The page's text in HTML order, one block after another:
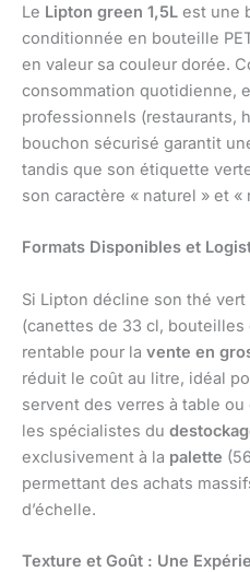
Le Lipton green 1,5L est une
conditionnée en bouteille
en valeur sa couleur dorée.
consommation quotidienne,
professionnels (restaurants,
bouchon sécurisé garantit
tandis que son étiquette
son caractère « naturel » et «
Formats Disponibles et
Si Lipton décline son thé
(canettes de 33 cl, bouteilles
rentable pour la vente en
réduit le coût au litre, idéal
servent des verres à table
les spécialistes du
exclusivement à la palette
permettant des achats
d’échelle.
Texture et Goût : Une